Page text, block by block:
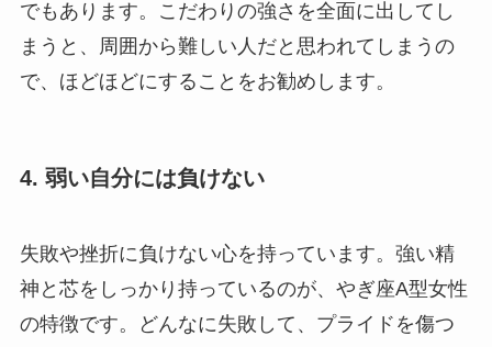
でもあります。こだわりの強さを全面に出してし
まうと、周囲から難しい人だと思われてしまうの
で、ほどほどにすることをお勧めします。
4. 弱い自分には負けない
失敗や挫折に負けない心を持っています。強い精
神と芯をしっかり持っているのが、やぎ座A型女性
の特徴です。どんなに失敗して、プライドを傷つ